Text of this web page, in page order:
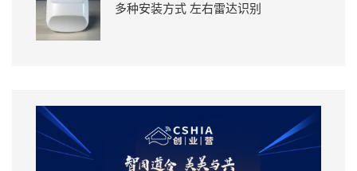
多种安装方式 左右雷达识别